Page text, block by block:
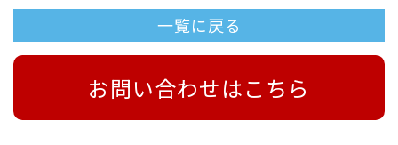
一覧に戻る
お問い合わせはこちら